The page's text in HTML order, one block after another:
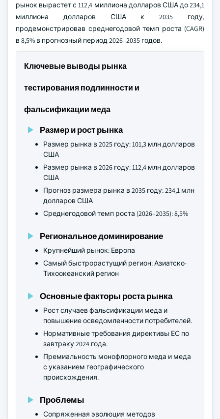
рынок вырастет с 112,4 миллиона долларов США до 234,1
миллиона долларов США к 2035 году,
продемонстрировав среднегодовой темп роста (CAGR)
в 8,5% в прогнозный период 2026–2035 годов.
Ключевые выводы рынка
тестирования подлинности и
фальсификации меда
Размер и рост рынка
Размер рынка в 2025 году: 101,3 млн долларов
США
Размер рынка в 2026 году: 112,4 млн долларов
США
Прогноз размера рынка в 2035 году: 234,1 млн
долларов США
Среднегодовой темп роста (2026–2035): 8,5%
Региональное доминирование
Крупнейший рынок: Европа
Самый быстрорастущий регион: Азиатско-
Тихоокеанский регион
Основные факторы роста рынка
Рост случаев фальсификации меда и
повышение осведомленности потребителей.
Нормативные требования директивы ЕС по
завтраку 2024 года.
Премиальность монофлорного меда и меда
с указанием географического
происхождения.
Проблемы
Сопряженная эволюция методов